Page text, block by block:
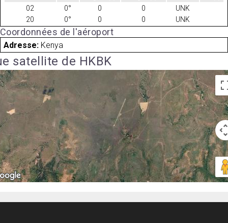
02 0° 0 0
UNK
20
0° 0 0 UNK
Coordonnées de l'aéroport
Adresse: Kenya
satellite de HKBK